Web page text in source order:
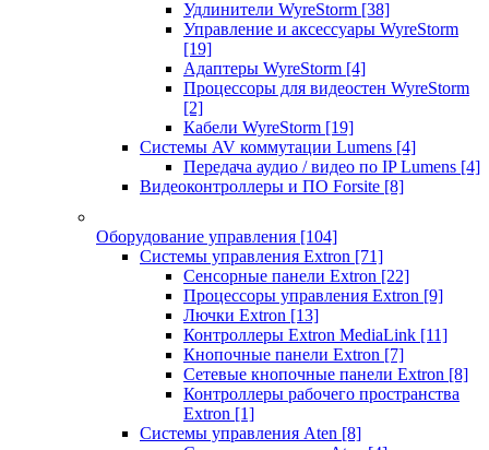
Удлинители WyreStorm [38]
Управление и аксессуары WyreStorm
[19]
Адаптеры WyreStorm [4]
Процессоры для видеостен WyreStorm
[2]
Кабели WyreStorm [19]
Системы AV коммутации Lumens [4]
Передача аудио / видео по IP Lumens [4]
Видеоконтроллеры и ПО Forsite [8]
Оборудование управления [104]
Системы управления Extron [71]
Сенсорные панели Extron [22]
Процессоры управления Extron [9]
Лючки Extron [13]
Контроллеры Extron MediaLink [11]
Кнопочные панели Extron [7]
Сетевые кнопочные панели Extron [8]
Контроллеры рабочего пространства
Extron [1]
Системы управления Aten [8]